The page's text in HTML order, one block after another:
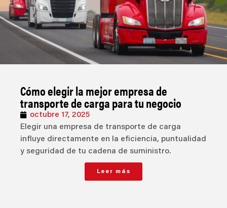
Cómo elegir la mejor empresa de
transporte de carga para tu negocio
octubre 17, 2025
Elegir una empresa de transporte de carga
influye directamente en la eficiencia, puntualidad
y seguridad de tu cadena de suministro.
Leer más